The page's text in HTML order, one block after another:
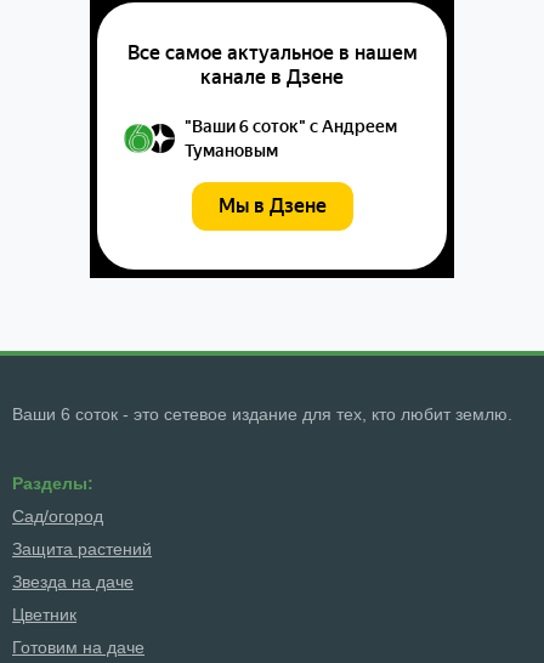
Ваши 6 соток - это сетевое издание для тех, кто любит землю.
Разделы:
Сад/огород
Защита растений
Звезда на даче
Цветник
Готовим на даче